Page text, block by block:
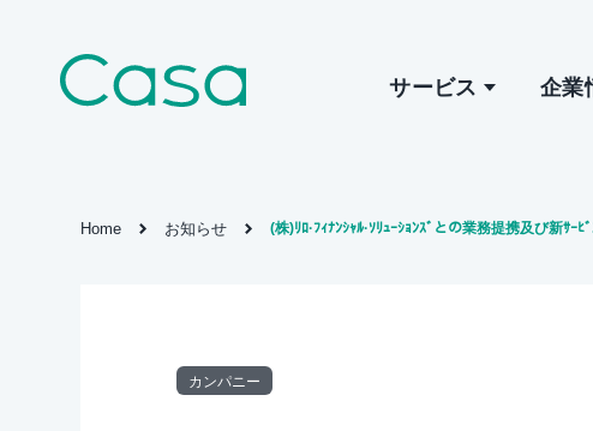
サービス 企業
Home お知らせ (株)ﾘﾛ·ﾌｨﾅﾝｼｬﾙ·ｿﾘｭｰｼｮﾝｽﾞとの業務提携及び新ｻｰ
カンパニー